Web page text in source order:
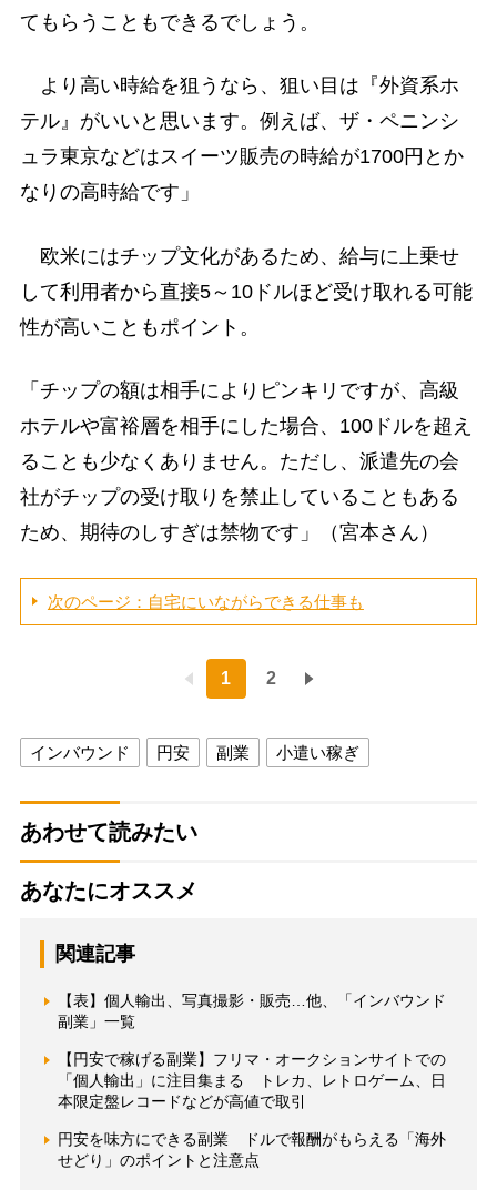
てもらうこともできるでしょう。
より高い時給を狙うなら、狙い目は『外資系ホ
テル』がいいと思います。例えば、ザ・ペニンシ
ュラ東京などはスイーツ販売の時給が1700円とか
なりの高時給です」
欧米にはチップ文化があるため、給与に上乗せ
して利用者から直接5～10ドルほど受け取れる可能
性が高いこともポイント。
「チップの額は相手によりピンキリですが、高級
ホテルや富裕層を相手にした場合、100ドルを超え
ることも少なくありません。ただし、派遣先の会
社がチップの受け取りを禁止していることもある
ため、期待のしすぎは禁物です」（宮本さん）
次のページ：自宅にいながらできる仕事も
1 2
インバウンド 円安 副業 小遣い稼ぎ
あわせて読みたい
あなたにオススメ
関連記事
【表】個人輸出、写真撮影・販売…他、「インバウンド
副業」一覧
【円安で稼げる副業】フリマ・オークションサイトでの
「個人輸出」に注目集まる トレカ、レトロゲーム、日
本限定盤レコードなどが高値で取引
円安を味方にできる副業 ドルで報酬がもらえる「海外
せどり」のポイントと注意点